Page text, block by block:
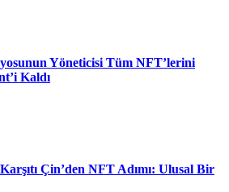
Yöneticisi Tüm NFT’lerini
Kaldı
Çin’den NFT Adımı: Ulusal Bir